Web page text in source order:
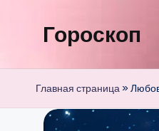
Гороскоп
Главная страница»